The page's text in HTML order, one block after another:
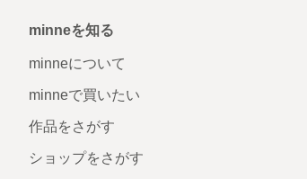
minneを知る
minneについて
minneで買いたい
作品をさがす
ショップをさがす